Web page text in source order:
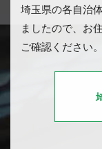
埼玉県の各自治
ましたので、お
ご確認ください。